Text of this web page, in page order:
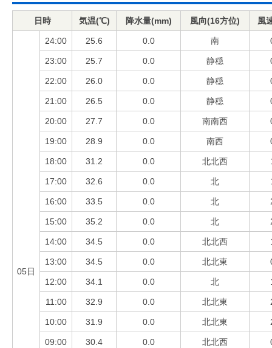
日時 気温(℃) 降水量(mm) 風向(16方位) 風
05日
24:00 25.6 0.0 南
23:00 25.7 0.0 静穏
22:00 26.0 0.0 静穏
21:00 26.5 0.0 静穏
20:00 27.7 0.0 南南西
19:00 28.9 0.0 南西
18:00 31.2 0.0 北北西
17:00 32.6 0.0 北
16:00 33.5 0.0 北
15:00 35.2 0.0 北
14:00 34.5 0.0 北北西
13:00 34.5 0.0 北北東
12:00 34.1 0.0 北
11:00 32.9 0.0 北北東
10:00 31.9 0.0 北北東
09:00 30.4 0.0 北北西